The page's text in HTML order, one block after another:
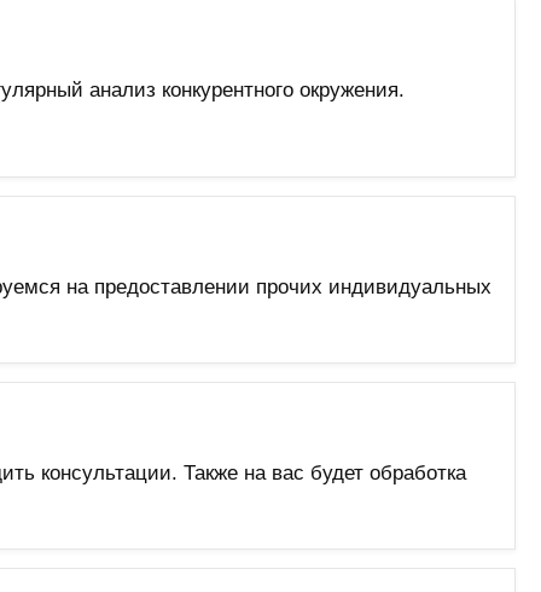
анализ конкурентного окружения.
на предоставлении прочих индивидуальных
консультации. Также на вас будет обработка